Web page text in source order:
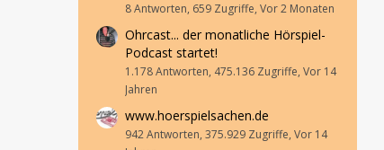
8 Antworten, 659 Zugriffe, Vor 2 Monaten
Ohrcast... der monatliche Hörspiel-
Podcast startet!
1.178 Antworten, 475.136 Zugriffe, Vor 14
Jahren
www.hoerspielsachen.de
942 Antworten, 375.929 Zugriffe, Vor 14